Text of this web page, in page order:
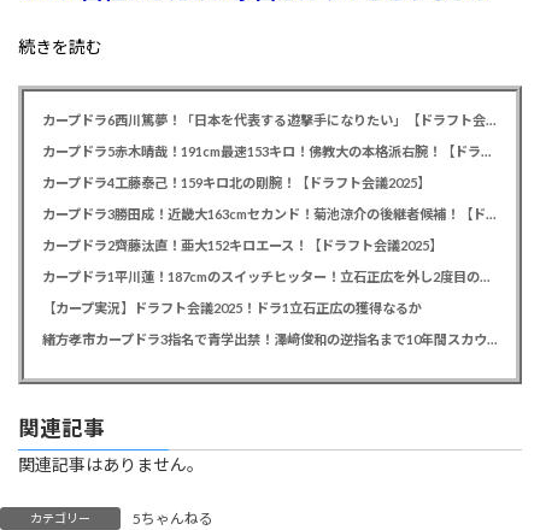
続きを読む
カープドラ6西川篤夢！「日本を代表する遊撃手になりたい」【ドラフト会議2025】
カープドラ5赤木晴哉！191cm最速153キロ！佛教大の本格派右腕！【ドラフト会議2025】
カープドラ4工藤泰己！159キロ北の剛腕！【ドラフト会議2025】
カープドラ3勝田成！近畿大163cmセカンド！菊池涼介の後継者候補！【ドラフト会議2025】
カープドラ2齊藤汰直！亜大152キロエース！【ドラフト会議2025】
カープドラ1平川蓮！187cmのスイッチヒッター！立石正広を外し2度目の重複も新井監督がクジを引き当てる！【ドラフト会議2025】
【カープ実況】ドラフト会議2025！ドラ1立石正広の獲得なるか
緒方孝市カープドラ3指名で青学出禁！澤﨑俊和の逆指名まで10年間スカウト出禁
関連記事
関連記事はありません。
カテゴリー 5ちゃんねる